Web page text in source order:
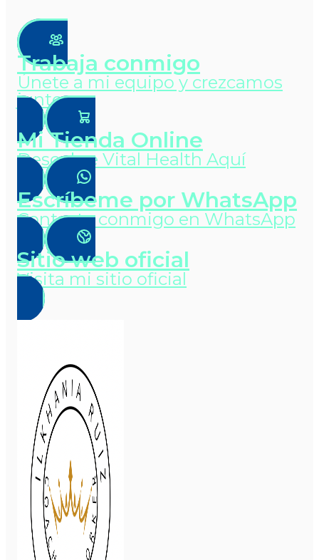
Trabaja conmigo
Únete a mi equipo y crezcamos
juntos
Mi Tienda Online
Descubre Vital Health Aquí
Escríbeme por WhatsApp
Contacta conmigo en WhatsApp
Sitio web oficial
Visita mi sitio oficial